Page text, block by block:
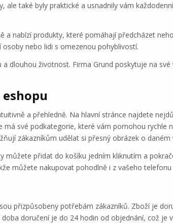
ale také byly praktické a usnadnily vám
a nabízí produkty, které pomáhají předcházet
nebo lidi s omezenou pohyblivostí.
dlouhou životnost. Firma Grund poskytuje na
a přehledně. Na hlavní stránce najdete
má své podkategorie, které vám pomohou rychle
zákazníkům udělat si přesný obrázek o daném
můžete přidat do košíku jedním kliknutím a
můžete nakupovat pohodlně i z vašeho
přizpůsobeny potřebám zákazníků. Zboží je
doručení je do 24 hodin od objednání, což je